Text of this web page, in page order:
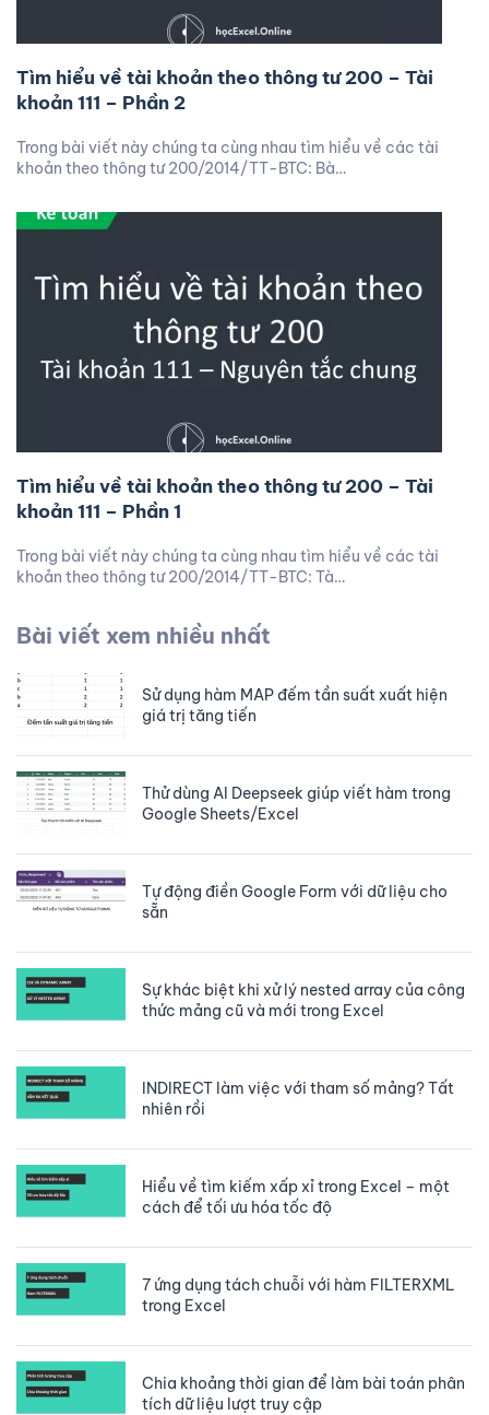
Tìm hiểu về tài khoản theo thông tư 200 – Tài
khoản 111 – Phần 2
Trong bài viết này chúng ta cùng nhau tìm hiểu về các tài
khoản theo thông tư 200/2014/TT-BTC: Bà…
Tìm hiểu về tài khoản theo thông tư 200 – Tài
khoản 111 – Phần 1
Trong bài viết này chúng ta cùng nhau tìm hiểu về các tài
khoản theo thông tư 200/2014/TT-BTC: Tà…
Bài viết xem nhiều nhất
Sử dụng hàm MAP đếm tần suất xuất hiện
giá trị tăng tiến
Thử dùng AI Deepseek giúp viết hàm trong
Google Sheets/Excel
Tự động điền Google Form với dữ liệu cho
sẵn
Sự khác biệt khi xử lý nested array của công
thức mảng cũ và mới trong Excel
INDIRECT làm việc với tham số mảng? Tất
nhiên rồi
Hiểu về tìm kiếm xấp xỉ trong Excel – một
cách để tối ưu hóa tốc độ
7 ứng dụng tách chuỗi với hàm FILTERXML
trong Excel
Chia khoảng thời gian để làm bài toán phân
tích dữ liệu lượt truy cập